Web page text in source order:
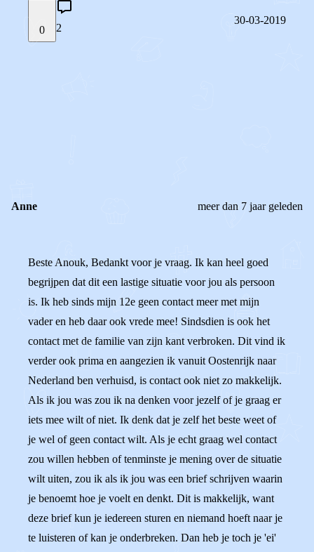
0 2
30-03-2019
Anne meer dan 7 jaar geleden
Beste Anouk, Bedankt voor je vraag. Ik kan heel goed
begrijpen dat dit een lastige situatie voor jou als persoon
is. Ik heb sinds mijn 12e geen contact meer met mijn
vader en heb daar ook vrede mee! Sindsdien is ook het
contact met de familie van zijn kant verbroken. Dit vind ik
verder ook prima en aangezien ik vanuit Oostenrijk naar
Nederland ben verhuisd, is contact ook niet zo makkelijk.
Als ik jou was zou ik na denken voor jezelf of je graag er
iets mee wilt of niet. Ik denk dat je zelf het beste weet of
je wel of geen contact wilt. Als je echt graag wel contact
zou willen hebben of tenminste je mening over de situatie
wilt uiten, zou ik als ik jou was een brief schrijven waarin
je benoemt hoe je voelt en denkt. Dit is makkelijk, want
deze brief kun je iedereen sturen en niemand hoeft naar je
te luisteren of kan je onderbreken. Dan heb je toch je 'ei'